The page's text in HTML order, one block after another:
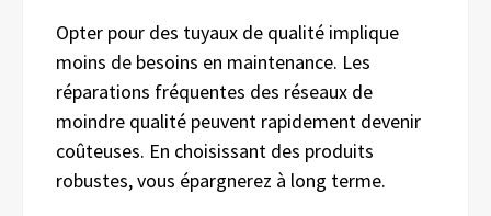
Opter pour des tuyaux de qualité implique
moins de besoins en maintenance. Les
réparations fréquentes des réseaux de
moindre qualité peuvent rapidement devenir
coûteuses. En choisissant des produits
robustes, vous épargnerez à long terme.